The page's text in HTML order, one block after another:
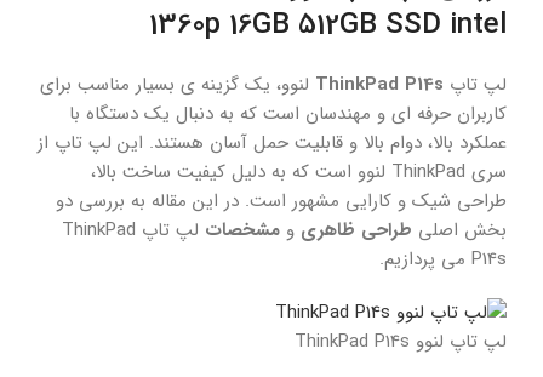
1360p 16GB 512GB SSD intel
لپ تاپ ThinkPad P14s لنوو، یک گزینه ی بسیار مناسب برای
کاربران حرفه ای و مهندسان است که به دنبال یک دستگاه با
عملکرد بالا، دوام بالا و قابلیت حمل آسان هستند. این لپ تاپ از
سری ThinkPad لنوو است که به دلیل کیفیت ساخت بالا،
طراحی شیک و کارایی مشهور است. در این مقاله به بررسی دو
بخش اصلی طراحی ظاهری و مشخصات
لپ تاپ ThinkPad
P14s می پردازیم.
لپ تاپ لنوو ThinkPad P14s